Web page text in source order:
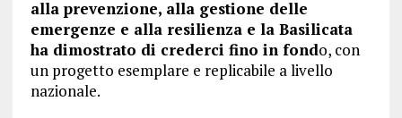
alla prevenzione, alla gestione delle
emergenze e alla resilienza e la Basilicata
ha dimostrato di crederci fino in fondo, con
un progetto esemplare e replicabile a livello
nazionale.